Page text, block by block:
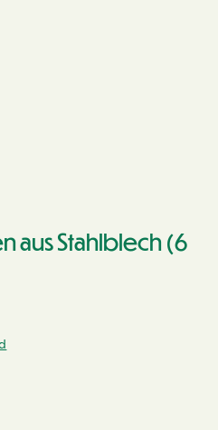
aus Stahlblech (6